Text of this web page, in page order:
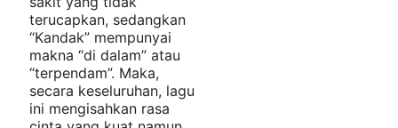
terucapkan, sedangkan
“Kandak” mempunyai
makna “di dalam” atau
“terpendam”. Maka,
secara keseluruhan, lagu
ini mengisahkan rasa